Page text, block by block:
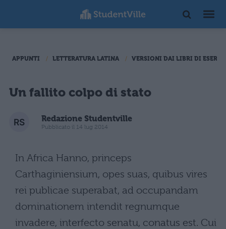
APPUNTI LETTERATURA LATINA VERSIONI DAI LIBRI DI
Un fallito colpo di stato
Redazione Studentville
Pubblicato il 14 lug 2014
In Africa Hanno, princeps
Carthaginiensium, opes suas, quibus vires
rei publicae superabat, ad occupandam
dominationem intendit regnumque
invadere, interfecto senatu, conatus est. Cui